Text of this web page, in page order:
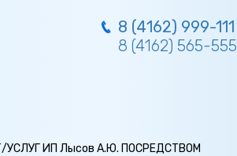
8 (4162) 999-111
8 (4162) 565-555
ИП Лысов А.Ю. ПОСРЕДСТВОМ